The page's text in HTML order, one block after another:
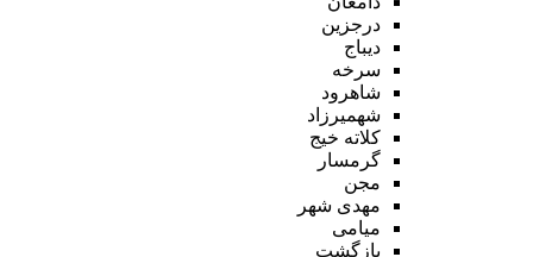
درجزین
دیباج
سرخه
شاهرود
شهمیرزاد
کلاته خیج
گرمسار
مجن
مهدی شهر
میامی
بازگشت